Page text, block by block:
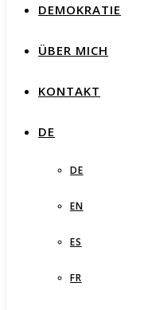
DEMOKRATIE
ÜBER MICH
KONTAKT
DE
DE
EN
ES
FR